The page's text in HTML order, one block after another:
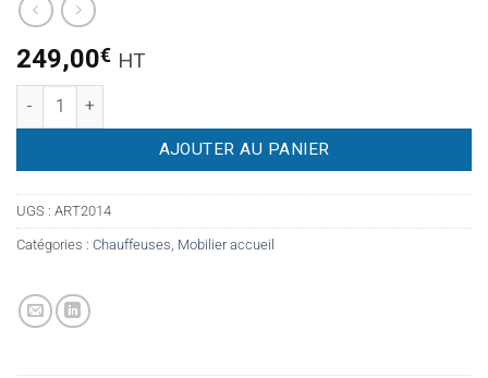
249,00€ HT
quantité de Chauffeuse cube cuir noir - Occasion
AJOUTER AU PANIER
UGS : ART2014
Catégories : Chauffeuses Mobilier accueil